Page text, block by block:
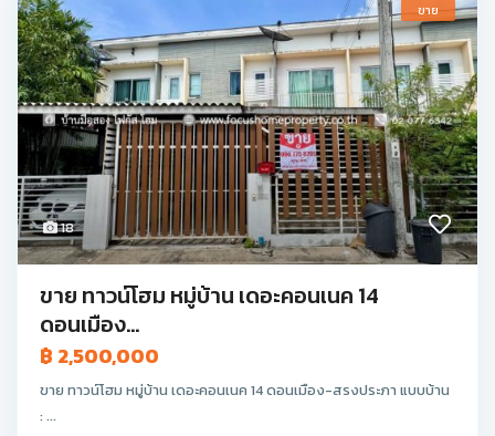
18
ขาย
ขาย ทาวน์โฮม หมู่บ้าน เดอะคอนเนค 14
ดอนเมือง...
฿ 2,500,000
ขาย ทาวน์โฮม หมู่บ้าน เดอะคอนเนค 14 ดอนเมือง-สรงประภา แบบบ้าน
: ...